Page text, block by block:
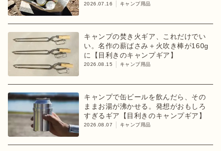
2026.07.16 キャンプ用品
キャンプの焚き火ギア、これだけでい
い。名作の薪ばさみ＋火吹き棒が160g
に【目利きのキャンプギア】
2026.08.15 キャンプ用品
キャンプで缶ビールを飲んだら、その
ままお湯が沸かせる。発想がおもしろ
すぎるギア【目利きのキャンプギア】
2026.08.07 キャンプ用品